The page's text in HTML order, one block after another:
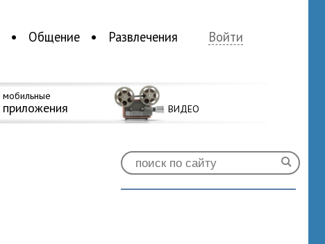
Общение Развлечения Войти
мобильные
приложения ВИДЕО